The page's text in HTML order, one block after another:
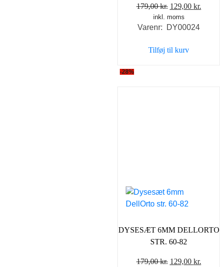
179,00kr. Den
oprindelige
pris
179,00 kr..
129,00 kr.Den
inkl. moms
Varenr: DY00024
Tilføj til kurv
-28%
DYSESÆT 6MM DELLORTO
STR. 60-82
179,00kr. Den
129,00 kr.